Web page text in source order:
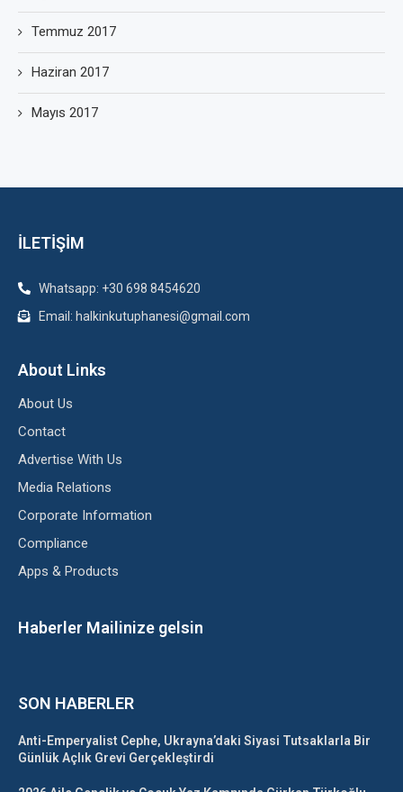
Temmuz 2017
Haziran 2017
Mayıs 2017
İLETİŞİM
Whatsapp: +30 698 8454620
Email: halkinkutuphanesi@gmail.com
About Links
About Us
Contact
Advertise With Us
Media Relations
Corporate Information
Compliance
Apps & Products
Haberler Mailinize gelsin
SON HABERLER
Anti-Emperyalist Cephe, Ukrayna’daki Siyasi Tutsaklarla Bir
Günlük Açlık Grevi Gerçekleştirdi